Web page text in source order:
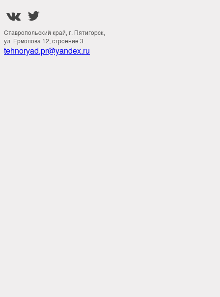
 
Ставропольский край, г. Пятигорск,
ул. Ермолова 12, строение 3.
tehnoryad.pr@yandex.ru